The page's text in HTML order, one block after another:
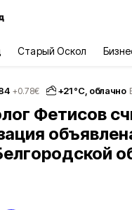
Старый Оскол
+0.78€ +21°С, облачно
Фетисов